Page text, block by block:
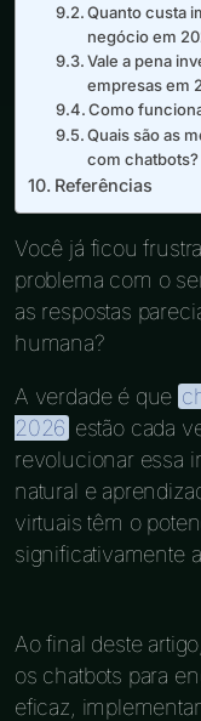
Quanto custa
negócio em
Vale a pena
empresas em
Como
Quais são as
com chatbots?
Referências
Você já ficou
problema com o
as respostas
humana?
A verdade é que
2026 estão cada
revolucionar essa
natural e
virtuais têm o
significativamente a
Ao final deste
os chatbots para
eficaz,